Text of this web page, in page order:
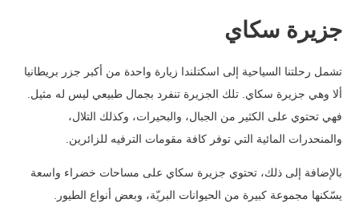
جزيرة سكاي
تشمل رحلتنا السياحية إلى اسكتلندا زيارة واحدة من أكبر جزر بريطانيا
ألا وهي جزيرة سكاي. تلك الجزيرة تنفرد بجمال طبيعي ليس له مثيل.
فهي تحتوي على الكثير من الجبال، والبحيرات، وكذلك التلال،
والمنحدرات المائية التي توفر كافة مقومات الترفيه للزائرين.
بالإضافة إلى ذلك، تحتوي جزيرة سكاي على مساحات خضراء واسعة
يسّكنها مجموعة كبيرة من الحيوانات البريّة، وبعض أنواع الطيور.